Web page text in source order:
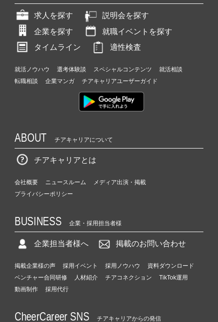
求人を探す
説明会を探す
企業を探す
就職イベントを探す
タイムライン
適性検査
就活ノウハウ 選考体験談 スペシャルコンテンツ
就活相談
転職相談
企業マンガ チアキャリアユーザーガイド
ABOUT チアキャリアについて
チアキャリアとは
会社概要 ニュースルーム
メディア出演・掲載
プライバシーポリシー
BUSINESS 企業・採用担当者様
企業担当者様へ 掲載のお問い合わせ
掲載企業様の声 採用イベント 採用ノウハウ
資料ダウンロード
ベンチャー合同研修
人材紹介 チアコネクション
TikTok運用
動画制作
採用代行
CheerCareer SNS チアキャリアからの発信